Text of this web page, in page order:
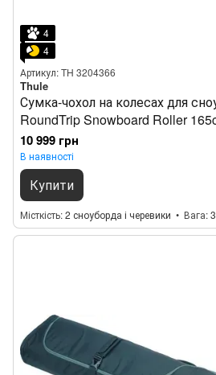
4
4
Артикул: TH 3204366
Thule
Сумка-чохол на колесах для
RoundTrip Snowboard Roller
10 999 грн
В наявності
Купити
Місткість 2 сноуборда і черевики Вага